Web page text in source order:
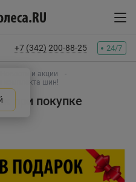
+7 (342) 200-88-25 24/7
Новости и акции
комплекта шин!
при покупке